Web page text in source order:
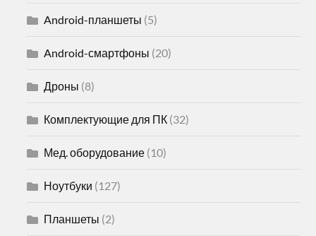
Android-планшеты (5)
Android-смартфоны (20)
Дроны (8)
Комплектующие для ПК (32)
Мед. оборудование (10)
Ноутбуки (127)
Планшеты (2)